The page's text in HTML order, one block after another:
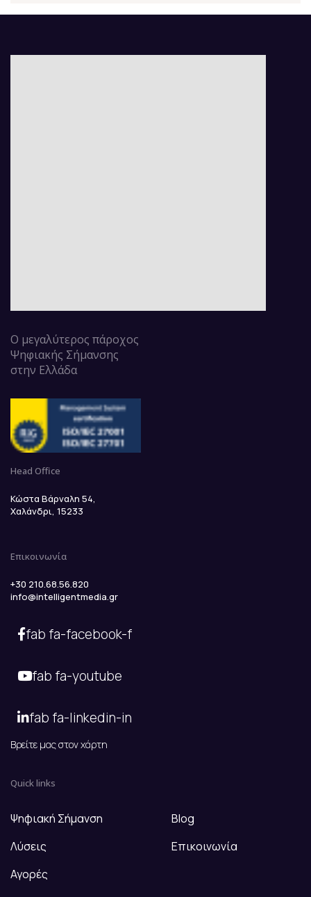
Ο μεγαλύτερος πάροχος
Ψηφιακής Σήμανσης
στην Ελλάδα
Head Office
Κώστα Βάρναλη 54,
Χαλάνδρι, 15233
Επικοινωνία
+30 210.68.56.820
info@intelligentmedia.gr
fab fa-facebook-f
fab fa-youtube
fab fa-linkedin-in
Βρείτε μας στον χάρτη
Quick links
Ψηφιακή Σήμανση
Λύσεις
Αγορές
Blog
Επικοινωνία